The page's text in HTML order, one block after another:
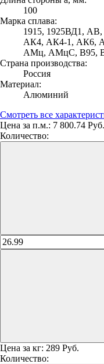
100
Марка сплава:
1915, 1925ВД1,
АК4, АК4-1, АК6,
АМц, АМцС, В95,
Страна производства:
Россия
Материал:
Алюминий
Смотреть все
Цена за п.м.: 7 800.74 Руб.
Количество:
Цена за кг: 289 Руб.
Количество: